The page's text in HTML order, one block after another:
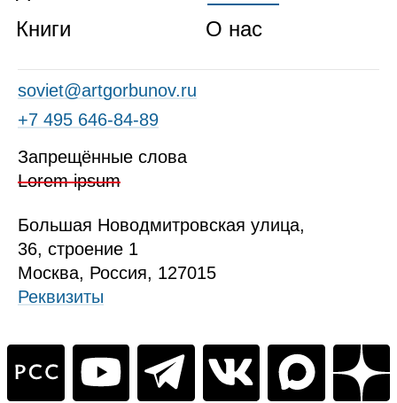
Книги
О нас
soviet@artgorbunov.ru
+7 495 646‑84‑89
Запрещённые слова
Lorem ipsum
Большая Новодмитровская улица,
36, строение 1
Москва, Россия, 127015
Реквизиты